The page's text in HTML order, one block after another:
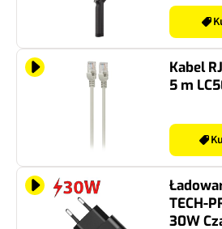
Kabel
5 m
TECH-
30W